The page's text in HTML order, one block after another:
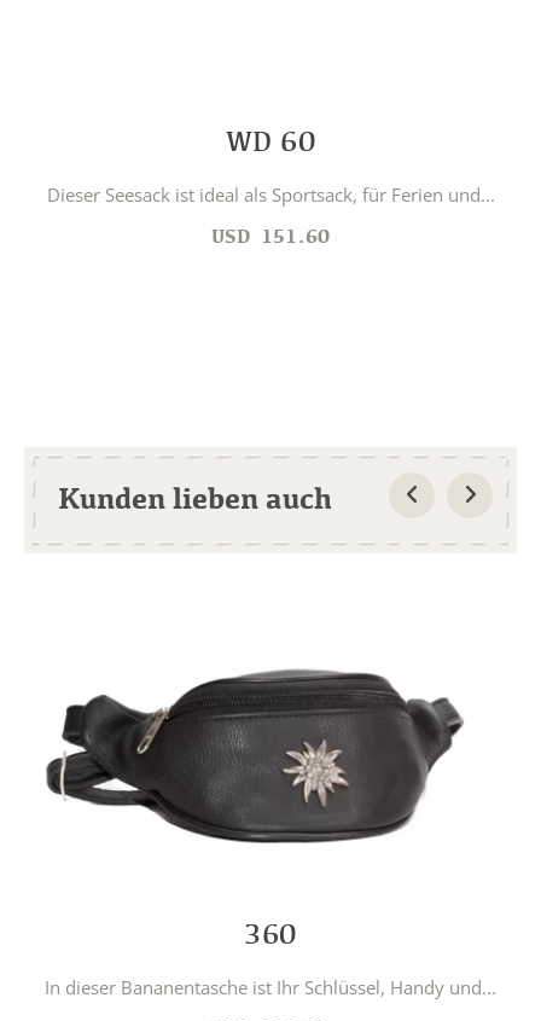
WD 60
Dieser Seesack ist ideal als Sportsack, für Ferien und...
USD 151.60
Kunden lieben auch
360
In dieser Bananentasche ist Ihr Schlüssel, Handy und...